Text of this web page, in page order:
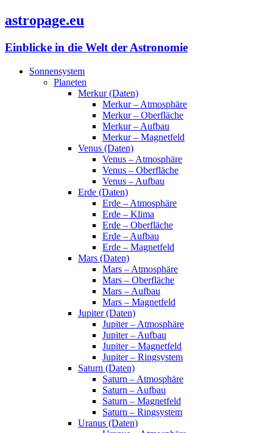
astropage.eu
Einblicke in die Welt der Astronomie
Sonnensystem
Planeten
Merkur (Daten)
Merkur – Atmosphäre
Merkur – Oberfläche
Merkur – Aufbau
Merkur – Magnetfeld
Venus (Daten)
Venus – Atmosphäre
Venus – Oberfläche
Venus – Aufbau
Erde (Daten)
Erde – Atmosphäre
Erde – Klima
Erde – Oberfläche
Erde – Aufbau
Erde – Magnetfeld
Mars (Daten)
Mars – Atmosphäre
Mars – Oberfläche
Mars – Aufbau
Mars – Magnetfeld
Jupiter (Daten)
Jupiter – Atmosphäre
Jupiter – Aufbau
Jupiter – Magnetfeld
Jupiter – Ringsystem
Saturn (Daten)
Saturn – Atmosphäre
Saturn – Aufbau
Saturn – Magnetfeld
Saturn – Ringsystem
Uranus (Daten)